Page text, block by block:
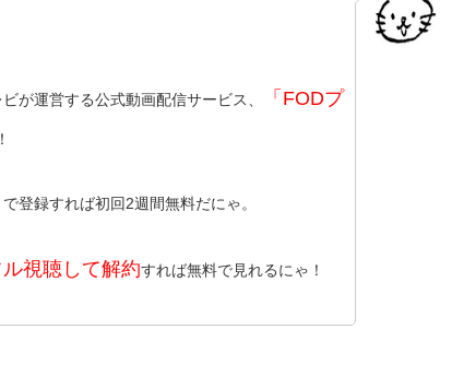
が運営する公式動画配信サービス、
「FODプ
登録すれば初回2週間無料だにゃ。
視聴して解約すれば無料で見れるにゃ！